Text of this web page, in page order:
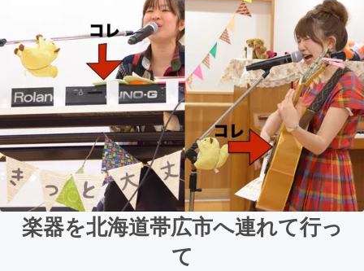
楽器を北海道帯広市へ連れて行っ
て